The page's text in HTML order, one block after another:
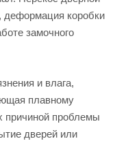
деформация коробки
замочного
и влага,
плавному
причиной проблемы
дверей или